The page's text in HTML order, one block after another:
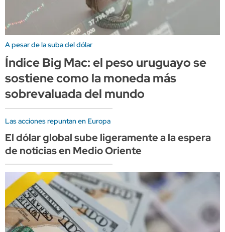
A pesar de la suba del dólar
Índice Big Mac: el peso uruguayo se
sostiene como la moneda más
sobrevaluada del mundo
Las acciones repuntan en Europa
El dólar global sube ligeramente a la espera
de noticias en Medio Oriente